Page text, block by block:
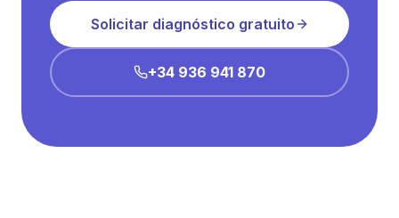
Solicitar diagnóstico gratuito
+34 936 941 870